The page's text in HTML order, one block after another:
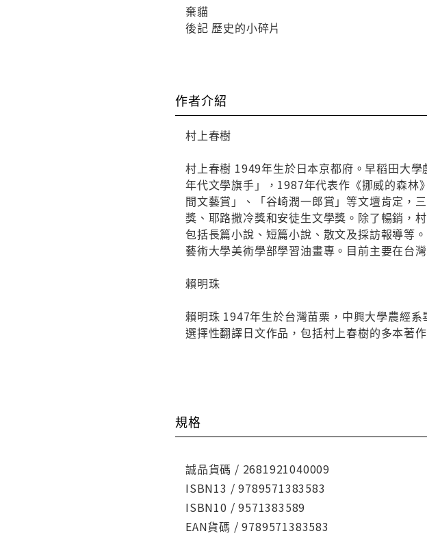
棄貓
後記 歷史的小碎片
作者介紹
村上春樹
村上春樹 1949年生於日本京都府。早稻田大
年代文學旗手」，1987年代表作《挪威的森林
間文藝賞」、「谷崎潤一郎賞」等文壇肯定，
獎、耶路撒冷獎和安徒生文學獎。除了暢銷，
包括長篇小說、短篇小說、散文及採訪報導等
藝術大學美術學部學習油畫專。目前主要在台
賴明珠
賴明珠 1947年生於台灣苗栗，中興大學農經
選擇性翻譯日文作品，包括村上春樹的多本著作
規格
誠品貨碼 / 2681921040009
ISBN13 / 9789571383583
ISBN10 / 9571383589
EAN貨碼 / 9789571383583